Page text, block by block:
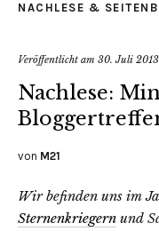
NACHLESE &
Veröffentlicht am 30. Juli 2013
Nachlese:
von M21
Wir befinden uns im
Sternenkriegern und